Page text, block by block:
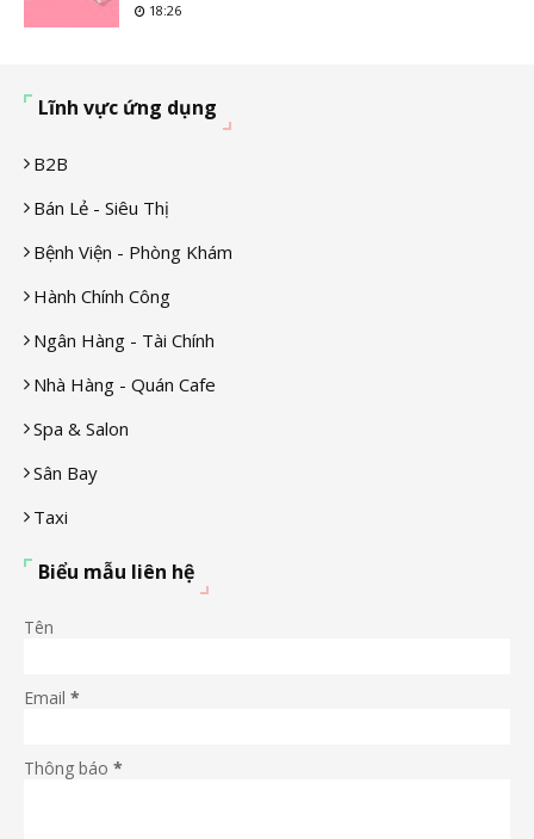
18:26
Lĩnh vực ứng dụng
B2B
Bán Lẻ - Siêu Thị
Bệnh Viện - Phòng Khám
Hành Chính Công
Ngân Hàng - Tài Chính
Nhà Hàng - Quán Cafe
Spa & Salon
Sân Bay
Taxi
Biểu mẫu liên hệ
Tên
Email *
Thông báo *